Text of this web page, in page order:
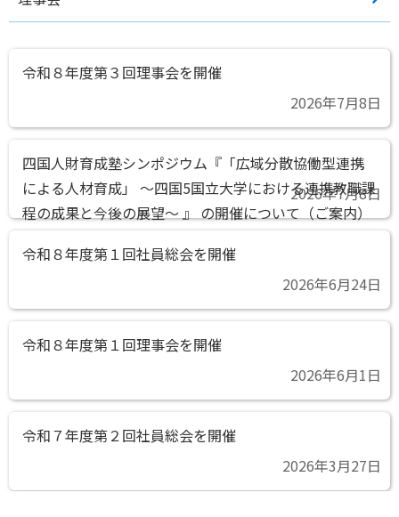
令和８年度第３回理事会を開催
2026年7月8日
四国人財育成塾シンポジウム『「広域分散協働型連携
による人材育成」 ～四国5国立大学における連携教職課
程の成果と今後の展望～ 』 の開催について（ご案内）
2026年7月8日
令和８年度第１回社員総会を開催
2026年6月24日
令和８年度第１回理事会を開催
2026年6月1日
令和７年度第２回社員総会を開催
2026年3月27日